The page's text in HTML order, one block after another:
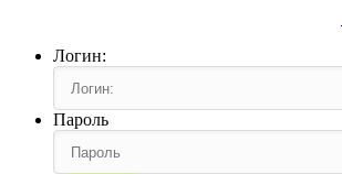
Логин:
Пароль